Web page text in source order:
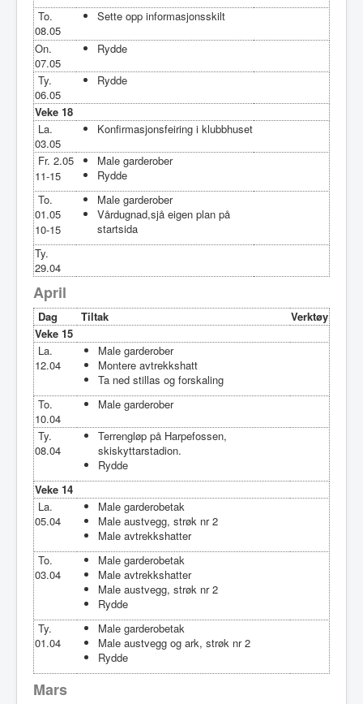
To.
08.05
Sette opp informasjonsskilt
On.
07.05
Rydde
Ty.
06.05
Rydde
Veke 18
La.
03.05
Konfirmasjonsfeiring i klubbhuset
Fr. 2.05
11-15
Male garderober
Rydde
To.
01.05
10-15
Male garderober
Vårdugnad,sjå eigen plan på
startsida
Ty.
29.04
April
Dag Tiltak
Verktøy
Veke 15
La.
12.04
Male garderober
Montere avtrekkshatt
Ta ned stillas og forskaling
To.
10.04
Male garderober
Ty.
08.04
Terrengløp på Harpefossen,
skiskyttarstadion.
Rydde
Veke 14
La.
05.04
Male garderobetak
Male austvegg, strøk nr 2
Male avtrekkshatter
To.
03.04
Male garderobetak
Male avtrekkshatter
Male austvegg, strøk nr 2
Rydde
Ty.
01.04
Male garderobetak
Male austvegg og ark, strøk nr 2
Rydde
Mars